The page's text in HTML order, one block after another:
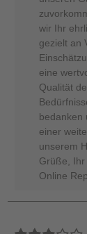
wir Ihr
gezielt an
eine
Qualität
bedanken
einer
unserem
Grüße, Ihr
Online